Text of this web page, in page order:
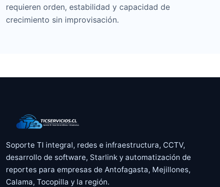
requieren orden, estabilidad y capacidad de
crecimiento sin improvisación.
Soporte TI integral, redes e infraestructura, CCTV,
desarrollo de software, Starlink y automatización de
reportes para empresas de Antofagasta, Mejillones,
Calama, Tocopilla y la región.